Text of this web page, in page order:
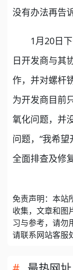
没有办法再告
1月20日下
日开发商与其
作，并对螺杆
为开发商目前
氧化问题，并
问题，“我希
全面排查及修
免责声明：本站
收集，文章和图
习与参考，请勿
请联系网站客服